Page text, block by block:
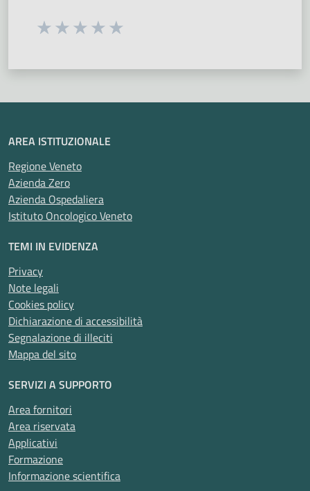
Seleziona una valutazione da 1 a 5 stelle
AREA ISTITUZIONALE
Regione Veneto
Azienda Zero
Azienda Ospedaliera
Istituto Oncologico Veneto
TEMI IN EVIDENZA
Privacy
Note legali
Cookies policy
Dichiarazione di accessibilità
Segnalazione di illeciti
Mappa del sito
SERVIZI A SUPPORTO
Area fornitori
Area riservata
Applicativi
Formazione
Informazione scientifica